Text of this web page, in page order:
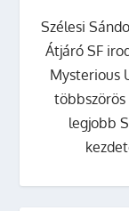
Szélesi
Átjáró SF
Mysterious
többszörös
legjobb